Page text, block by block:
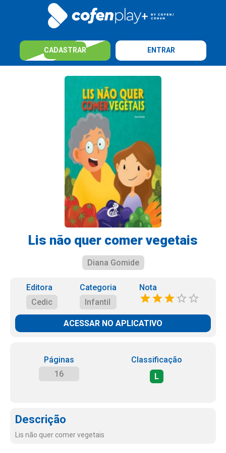
CADASTRAR ENTRAR
Lis não quer comer vegetais
Diana Gomide
Editora
Cedic
Categoria
Infantil
Nota
ACESSAR NO APLICATIVO
Páginas
16
Classificação
L
Descrição
Lis não quer comer vegetais